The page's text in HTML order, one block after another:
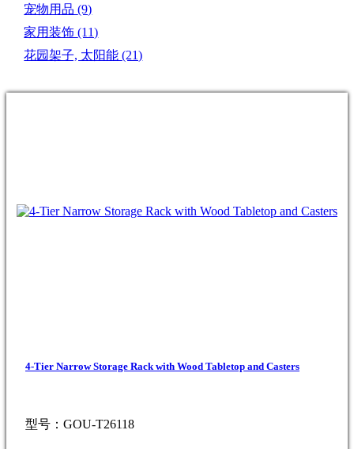
宠物用品(9)
家用装饰(11)
花园架子, 太阳能(21)
4-Tier Narrow Storage Rack with Wood Tabletop and Casters
型号：GOU-T26118